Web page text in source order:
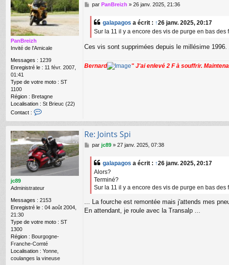
PanBreizh
Invité de l'Amicale
Messages : 1239
Enregistré le : 11 févr. 2007,
01:41
Type de votre moto : ST
1100
Région : Bretagne
Localisation : St Brieuc (22)
Contact :
n
t
a
c
t
e
r
P
n
B
r
M
e
par PanBreizh » 26 janv. 2025, 21:36
galapagos a écrit : ↑26 janv. 2025, 20:17
Sur la 11 il y a encore des vis de purge en bas des
Ces vis sont supprimées depuis le millésime 1996.
Bernard " J'ai enlevé 2 F à souffrir.
jc89
Administrateur
Messages : 2153
Enregistré le : 04 août 2004,
21:30
Type de votre moto : ST
1300
Région : Bourgogne-
Franche-Comté
Localisation : Yonne,
coulanges la vineuse
Re: Joints Spi
M
par jc89» 27 janv. 2025, 07:38
galapagos a écrit : ↑26 janv. 2025, 20:17
Alors?
Terminé?
Sur la 11 il y a encore des vis de purge en bas des
... La fourche est remontée mais j'attends mes
En attendant, je roule avec la Transalp ...